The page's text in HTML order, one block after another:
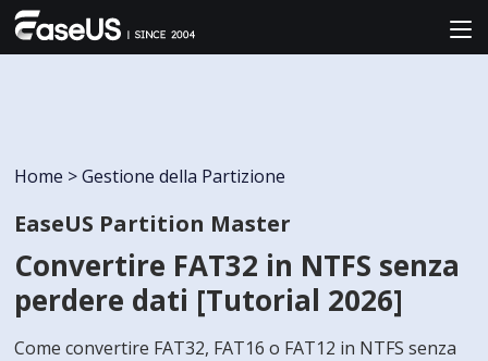
Home > Gestione della Partizione
EaseUS Partition Master
Convertire FAT32 in NTFS senza
perdere dati [Tutorial 2026]
Come convertire FAT32, FAT16 o FAT12 in NTFS senza